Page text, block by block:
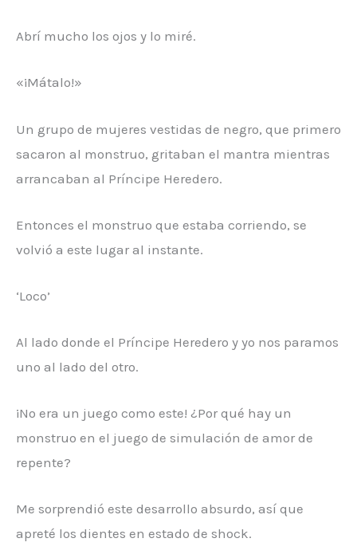
Abrí mucho los ojos y lo miré.
«¡Mátalo!»
Un grupo de mujeres vestidas de negro, que primero
sacaron al monstruo, gritaban el mantra mientras
arrancaban al Príncipe Heredero.
Entonces el monstruo que estaba corriendo, se
volvió a este lugar al instante.
‘Loco’
Al lado donde el Príncipe Heredero y yo nos paramos
uno al lado del otro.
¡No era un juego como este! ¿Por qué hay un
monstruo en el juego de simulación de amor de
repente?
Me sorprendió este desarrollo absurdo, así que
apreté los dientes en estado de shock.